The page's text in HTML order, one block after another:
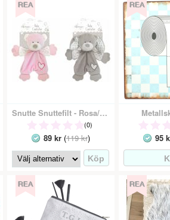
Snutte Snuttefilt - Rosa/Grå
(0)
89 kr(119 kr) 95